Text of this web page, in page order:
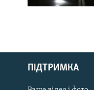
Русский
QırımtatarПІДТРИМКА